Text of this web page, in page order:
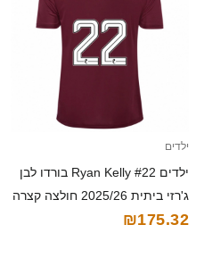
ילדים
ילדים Ryan Kelly #22 בורדו לבן
ג'רזי ביתית 2025/26 חולצה קצרה
₪175.32